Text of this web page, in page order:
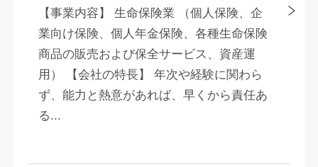
【事業内容】 生命保険業 （個人保険、企
業向け保険、個人年金保険、各種生命保険
商品の販売および保全サービス、資産運
用） 【会社の特長】 年次や経験に関わら
ず、能力と熱意があれば、早くから責任あ
る...